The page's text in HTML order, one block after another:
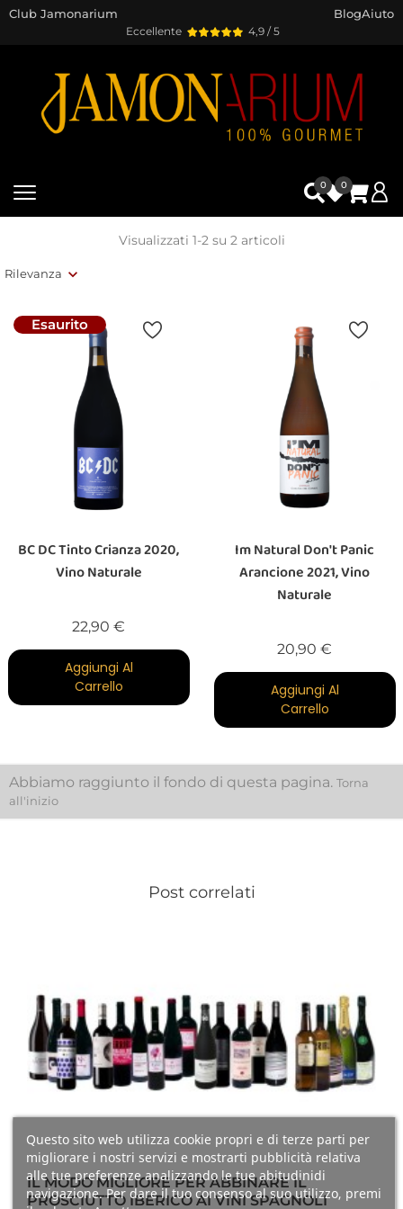
Questo sito web utilizza cookie propri e di terze parti per
migliorare i nostri servizi e mostrarti pubblicità relativa
alle tue preferenze analizzando le tue abitudinidi
navigazione. Per dare il tuo consenso al suo utilizzo, premi
Eccellente 4,9 / 5
Club Jamonarium BlogAiuto
0 0
Rilevanza
Visualizzati 1-2 su 2 articoli
Esaurito
BC DC Tinto Crianza 2020,
Vino Naturale
22,90 €
Aggiungi Al
Carrello
Im Natural Don't Panic
Arancione 2021, Vino
Naturale
20,90 €
Aggiungi Al
Carrello
Abbiamo raggiunto il fondo di questa pagina. Torna
all'inizio
Post correlati
IL MODO MIGLIORE PER ABBINARE IL
PROSCIUTTO IBERICO AI VINI SPAGNOLI